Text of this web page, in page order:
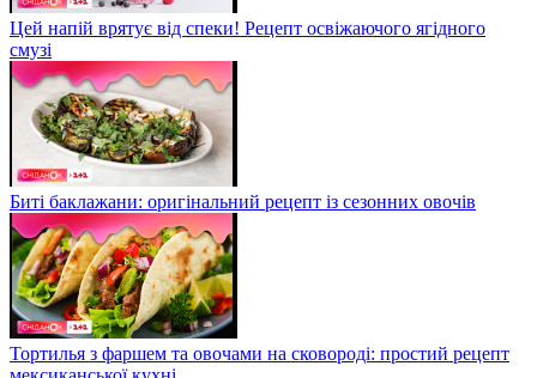
Цей напій врятує від спеки! Рецепт освіжаючого ягідного
смузі
Биті баклажани: оригінальний рецепт із сезонних овочів
Тортилья з фаршем та овочами на сковороді: простий рецепт